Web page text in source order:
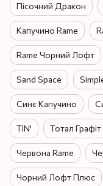
Пісочний Дракон
Капучино Rame
Rame Чорний Лофт
Sand Space
Синє Капучино
TIN' Тотал Графіт
Червона Rame
Чорний Лофт Плюс